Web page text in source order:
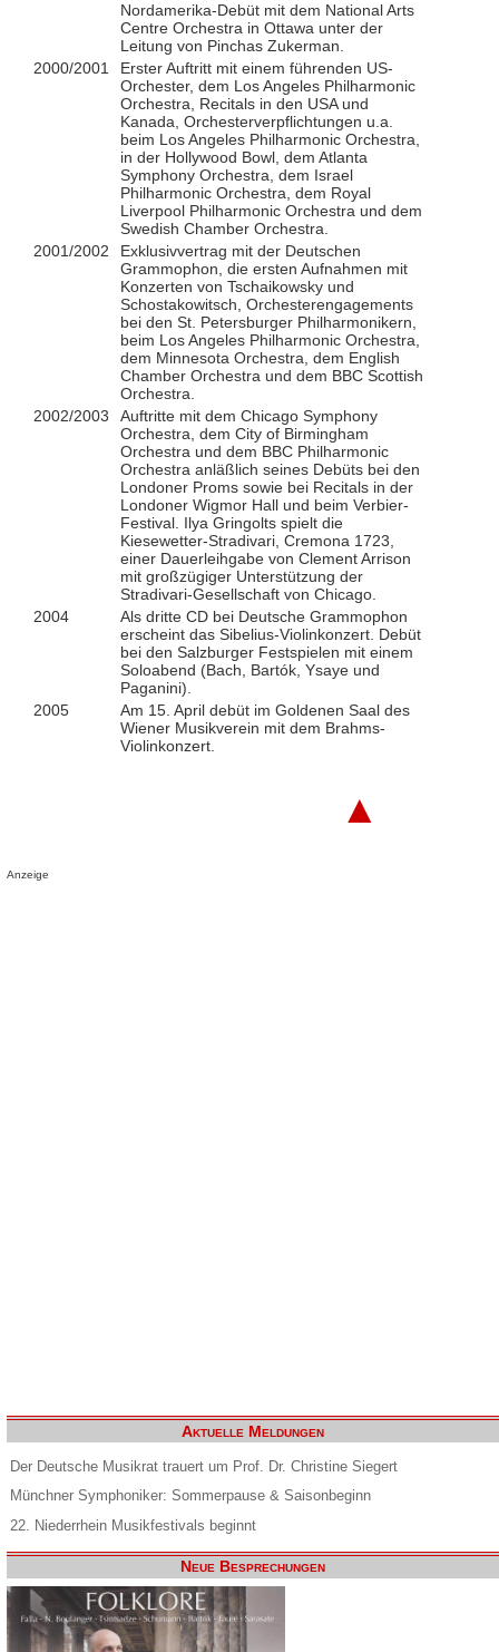
Nordamerika-Debüt mit dem National Arts
Centre Orchestra in Ottawa unter der
Leitung von Pinchas Zukerman.
2000/2001
Erster Auftritt mit einem führenden US-
Orchester, dem Los Angeles Philharmonic
Orchestra, Recitals in den USA und
Kanada, Orchesterverpflichtungen u.a.
beim Los Angeles Philharmonic Orchestra,
in der Hollywood Bowl, dem Atlanta
Symphony Orchestra, dem Israel
Philharmonic Orchestra, dem Royal
Liverpool Philharmonic Orchestra und dem
Swedish Chamber Orchestra.
2001/2002
Exklusivvertrag mit der Deutschen
Grammophon, die ersten Aufnahmen mit
Konzerten von Tschaikowsky und
Schostakowitsch, Orchesterengagements
bei den St. Petersburger Philharmonikern,
beim Los Angeles Philharmonic Orchestra,
dem Minnesota Orchestra, dem English
Chamber Orchestra und dem BBC Scottish
Orchestra.
2002/2003
Auftritte mit dem Chicago Symphony
Orchestra, dem City of Birmingham
Orchestra und dem BBC Philharmonic
Orchestra anläßlich seines Debüts bei den
Londoner Proms sowie bei Recitals in der
Londoner Wigmor Hall und beim Verbier-
Festival. Ilya Gringolts spielt die
Kiesewetter-Stradivari, Cremona 1723,
einer Dauerleihgabe von Clement Arrison
mit großzügiger Unterstützung der
Stradivari-Gesellschaft von Chicago.
2004
Als dritte CD bei Deutsche Grammophon
erscheint das Sibelius-Violinkonzert. Debüt
bei den Salzburger Festspielen mit einem
Soloabend (Bach, Bartók, Ysaye und
Paganini).
2005
Am 15. April debüt im Goldenen Saal des
Wiener Musikverein mit dem Brahms-
Violinkonzert.
▲
Anzeige
Aktuelle Meldungen
Der Deutsche Musikrat trauert um Prof. Dr. Christine Siegert
Münchner Symphoniker: Sommerpause & Saisonbeginn
22. Niederrhein Musikfestivals beginnt
Neue Besprechungen